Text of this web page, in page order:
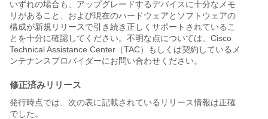
いずれの場合も、アップグレードするデバイスに十分なメモ
リがあること、および現在のハードウェアとソフトウェアの
構成が新規リリースで引き続き正しくサポートされているこ
とを十分に確認してください。不明な点については、Cisco
Technical Assistance Center（TAC）もしくは契約しているメ
ンテナンスプロバイダーにお問い合わせください。
修正済みリリース
発行時点では、次の表に記載されているリリース情報は正確
でした。